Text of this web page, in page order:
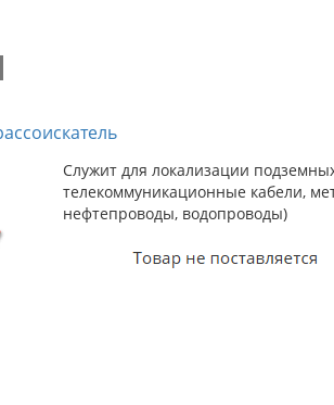
Служит для локализации
телекоммуникационные кабели,
нефтепроводы, водопроводы)